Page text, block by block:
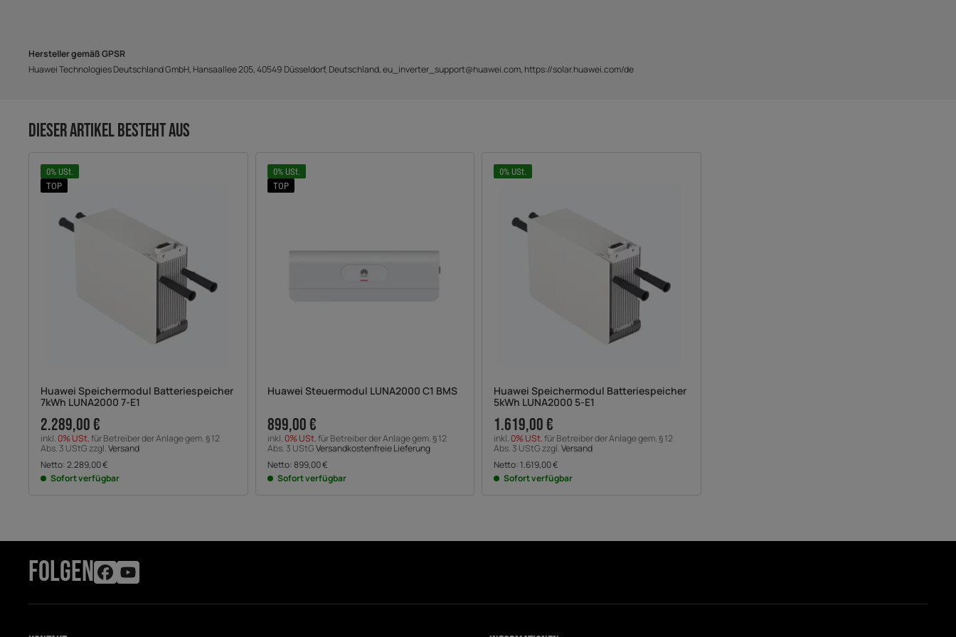
Hersteller gemäß GPSR
Huawei Technologies Deutschland GmbH, Hansaallee 205, 40549 Düsseldorf, Deutschland, eu_inverter_support@huawei.com, https://solar.huawei.com/de
DIESER ARTIKEL BESTEHT AUS
0% USt.
TOP
Huawei Speichermodul Batteriespeicher
7kWh LUNA2000 7-E1
2.289,00 €
inkl. 0% USt.für Betreiber der Anlage gem. § 12
Abs. 3 UStG zzgl.Versand
Netto:2.289,00€
Sofort verfügbar
0% USt.
TOP
Huawei Steuermodul LUNA2000 C1 BMS
899,00 €
inkl. 0% USt.für Betreiber der Anlage gem. § 12
Abs. 3 UStGVersandkostenfreie Lieferung
Netto:899,00€
Sofort verfügbar
0% USt.
Huawei Speichermodul Batteriespeicher
5kWh LUNA2000 5-E1
1.619,00 €
inkl. 0% USt.für Betreiber der Anlage gem. § 12
Abs. 3 UStG zzgl.Versand
Netto: 1.619,00€
Sofort verfügbar
FOLGEN